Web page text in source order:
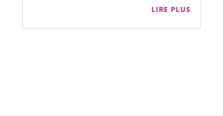
LIRE PLUS